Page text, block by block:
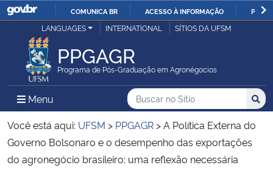
IR
COMUNICA BR ACESSO À INFORMAÇÃO
Ministério da Justiça e Segurança Pública
Ministério da Defesa
Ministério das Relações Exteriores
Ministério da Economia
LANGUAGES INTERNATIONAL SÍTIOS DA UFSM
PPGAGR
Programa de Pós-Graduação em Agronégocios
Menu Menu Principal do Sítio
Busca
Buscar no no Sítio
Busca:
Você está aqui: UFSM > PPGAGR >A Política Externa do
Governo Bolsonaro e o desempenho das exportações
do agronegócio brasileiro: uma reflexão necessária